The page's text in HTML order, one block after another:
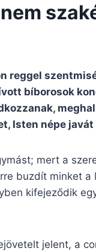
reggel
bíborosok
Isten népe javát
mert a
buzdít minket
kifejeződik
jelent, a